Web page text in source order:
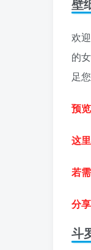
欢
的
足
预
这
若
分
斗